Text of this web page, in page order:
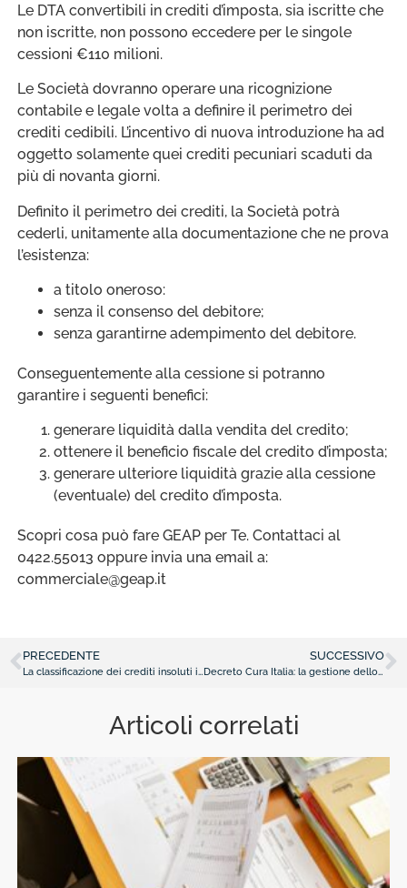
Le DTA convertibili in crediti d’imposta, sia iscritte che
non iscritte, non possono eccedere per le singole
cessioni €110 milioni.
Le Società dovranno operare una ricognizione
contabile e legale volta a definire il perimetro dei
crediti cedibili. L’incentivo di nuova introduzione ha ad
oggetto solamente quei crediti pecuniari scaduti da
più di novanta giorni.
Definito il perimetro dei crediti, la Società potrà
cederli, unitamente alla documentazione che ne prova
l’esistenza:
a titolo oneroso:
senza il consenso del debitore;
senza garantirne adempimento del debitore.
Conseguentemente alla cessione si potranno
garantire i seguenti benefici:
generare liquidità dalla vendita del credito;
ottenere il beneficio fiscale del credito d’imposta;
generare ulteriore liquidità grazie alla cessione
(eventuale) del credito d’imposta.
Scopri cosa può fare GEAP per Te. Contattaci al
0422.55013 oppure invia una email a:
commerciale@geap.it
PRECEDENTE
La classificazione dei crediti insoluti in centrale rischi
SUCCESSIVO
Decreto Cura Italia: la gestione dello smobilizzo dei crediti
Articoli correlati